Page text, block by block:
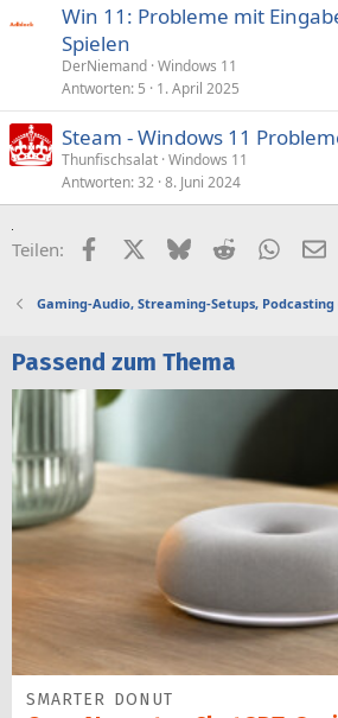
Win 11: Probleme mit
Spielen
DerNiemand Windows 11
Antworten 5 1. April 2025
Steam - Windows 11
Thunfischsalat Windows 11
Antworten 32 8. Juni 2024
Teilen: FacebookX (Twitter)
BlueskyReddit
Gaming-Audio, Streaming-Setups, Podcasting
Passend zum Thema
SMARTER DONUT